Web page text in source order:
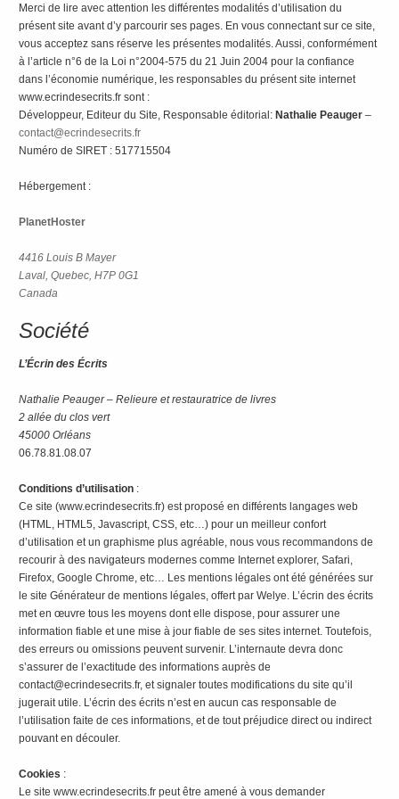
Merci de lire avec attention les différentes modalités d’utilisation du
présent site avant d’y parcourir ses pages. En vous connectant sur ce site,
vous acceptez sans réserve les présentes modalités. Aussi, conformément
à l’article n°6 de la Loi n°2004-575 du 21 Juin 2004 pour la confiance
dans l’économie numérique, les responsables du présent site internet
www.ecrindesecrits.fr sont :
Développeur, Editeur du Site, Responsable éditorial: Nathalie Peauger –
contact@ecrindesecrits.fr
Numéro de SIRET : 517715504
Hébergement :
PlanetHoster
4416 Louis B Mayer
Laval, Quebec, H7P 0G1
Canada
Société
L’Écrin des Écrits
Nathalie Peauger – Relieure et restauratrice de livres
2 allée du clos vert
45000 Orléans
06.78.81.08.07
Conditions d’utilisation :
Ce site (www.ecrindesecrits.fr) est proposé en différents langages web
(HTML, HTML5, Javascript, CSS, etc…) pour un meilleur confort
d’utilisation et un graphisme plus agréable, nous vous recommandons de
recourir à des navigateurs modernes comme Internet explorer, Safari,
Firefox, Google Chrome, etc… Les mentions légales ont été générées sur
le site Générateur de mentions légales, offert par Welye. L’écrin des écrits
met en œuvre tous les moyens dont elle dispose, pour assurer une
information fiable et une mise à jour fiable de ses sites internet. Toutefois,
des erreurs ou omissions peuvent survenir. L’internaute devra donc
s’assurer de l’exactitude des informations auprès de
contact@ecrindesecrits.fr, et signaler toutes modifications du site qu’il
jugerait utile. L’écrin des écrits n’est en aucun cas responsable de
l’utilisation faite de ces informations, et de tout préjudice direct ou indirect
pouvant en découler.
Cookies :
Le site www.ecrindesecrits.fr peut être amené à vous demander